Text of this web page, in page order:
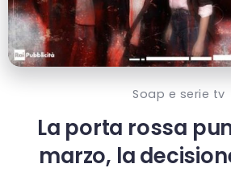
Soap e serie tv
La porta rossa
marzo, la